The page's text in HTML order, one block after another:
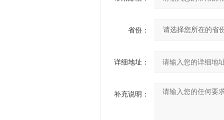
省份：
详细地址：
补充说明：